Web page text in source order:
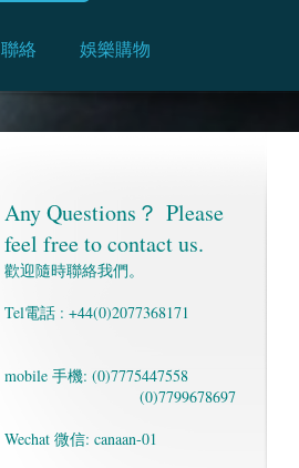
聯絡 娛樂購物
Any Questions？ Please
feel free to contact us.
歡迎隨時聯絡我們。
Tel電話 : +44(0)2077368171
mobile 手機: (0)7775447558
(0)7799678697
Wechat 微信: canaan-01